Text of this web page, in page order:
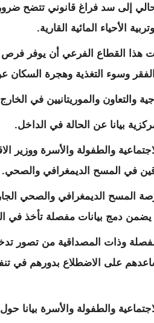
إلى سد فراغ قانوني تتضح
الأحياء المائية القارية.
هذا القطاع الفرعي أن يوفر
وسوء التغذية وهجرة السكان
والتعاون والموريتانيين في
بيانا عن الحالة في الداخل.
والطفولة والأسرة ووزير
في المسح الديمغرافي والصحي.
المسح الديمغرافي والصحي
يضمن دمج بيانات مفصلة تأخذ في
وذات المصداقية من تصور
على الاضطلاع بدورهم في
والطفولة والأسرة بيانا